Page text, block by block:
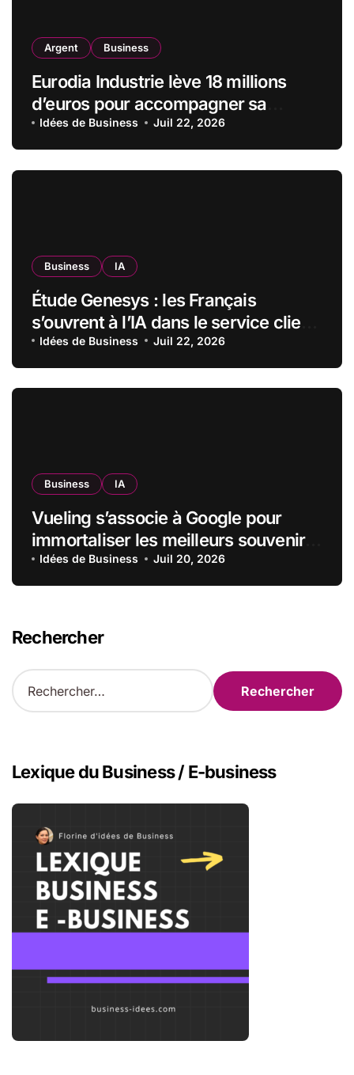
Argent Business
Eurodia Industrie lève 18 millions
d’euros pour accompagner sa
croissance
Idées de Business Juil 22, 2026
Business IA
Étude Genesys : les Français
s’ouvrent à l’IA dans le service client,
mais exigent transparence et
contrôle
Idées de Business Juil 22, 2026
Business IA
Vueling s’associe à Google pour
immortaliser les meilleurs souvenirs
de l’été grâce à l’IA
Idées de Business Juil 20, 2026
Rechercher
R
e
r
c
Lexique du Business / E-business